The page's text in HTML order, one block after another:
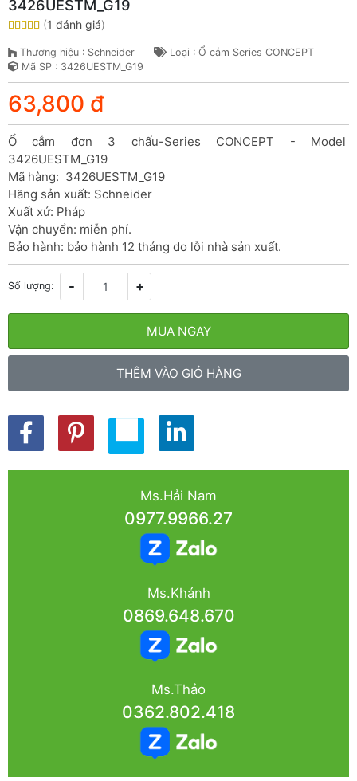
3426UESTM_G19
(1 đánh giá)
Thương hiệu : Schneider
Loại : Ổ cắm Series CONCEPT
Mã SP : 3426UESTM_G19
63,800 đ
Ổ cắm đơn 3 chấu-Series CONCEPT - Model
3426UESTM_G19
Mã hàng:  3426UESTM_G19
Hãng sản xuất: Schneider
Xuất xứ: Pháp
Vận chuyển: miễn phí.
Bảo hành: bảo hành 12 tháng do lỗi nhà sản xuất.
Số lượng: - +
MUA NGAY
THÊM VÀO GIỎ HÀNG
Ms.Hải Nam
0977.9966.27
Ms.Khánh
0869.648.670
Ms.Thảo
0362.802.418